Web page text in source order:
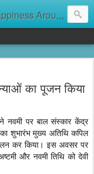
സേവാഭാരതി સેવા ભારતી সেবা ভাঁরাটি
का पूजन किया
ने नवमी पर बाल संस्कार केंद्र
शुभारंभ मुख्य अतिथि कपिल
कर किया। इस अवसर पर
और नवमी तिथि को देवी